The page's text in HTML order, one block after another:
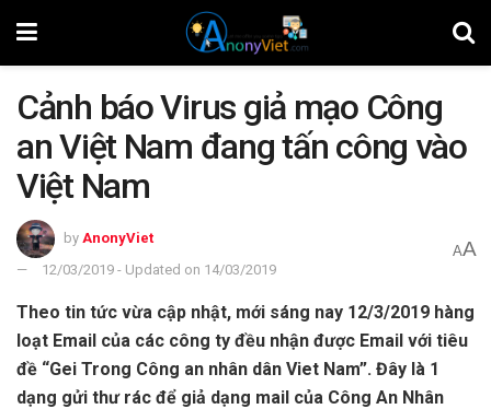
Cảnh báo Virus giả mạo Công
an Việt Nam đang tấn công vào
Việt Nam
by AnonyViet
12/03/2019 - Updated on 14/03/2019
AA
Theo tin tức vừa cập nhật, mới sáng nay 12/3/2019 hàng
loạt Email của các công ty đều nhận được Email với tiêu
đề “Gei Trong Công an nhân dân Viet Nam”. Đây là 1
dạng gửi thư rác để giả dạng mail của Công An Nhân